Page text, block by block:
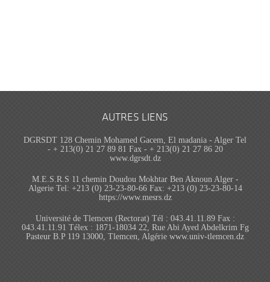
AUTRES LIENS
DGRSDT 128 Chemin Mohamed Gacem, El madania - Alger Tel
- + 213(0) 21 27 89 81 Fax - + 213(0) 21 27 86 20
www.dgrsdt.dz
M.E.S.R.S 11 chemin Doudou Mokhtar Ben Aknoun Alger -
Algerie Tel: +213 (0) 23-23-80-66 Fax: +213 (0) 23-23-80-14
https://www.mesrs.dz
Université de Tlemcen (Rectorat) Tél : 043.41.11.89 Fax :
043.41.11.91 Télex : 1871-18034 22, Rue Abi Ayed Abdelkrim Fg
Pasteur B.P 119 13000, Tlemcen, Algérie www.univ-tlemcen.dz